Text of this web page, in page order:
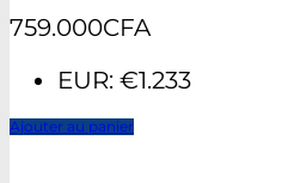
759.000CFA
EUR: €1.233
Ajouter au panier